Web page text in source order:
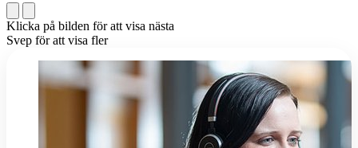
Klicka på bilden för att visa nästa
Svep för att visa fler